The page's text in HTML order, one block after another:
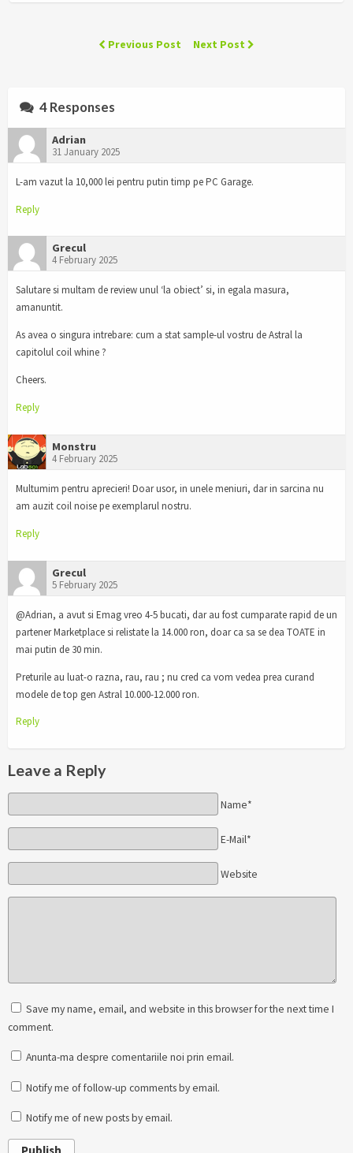
Previous Post Next Post
4 Responses
Adrian
31 January 2025
L-am vazut la 10,000 lei pentru putin timp pe PC Garage.
Reply
Grecul
4 February 2025
Salutare si multam de review unul ‘la obiect’ si, in egala masura,
amanuntit.
As avea o singura intrebare: cum a stat sample-ul vostru de Astral la
capitolul coil whine ?
Cheers.
Reply
Monstru
4 February 2025
Multumim pentru aprecieri! Doar usor, in unele meniuri, dar in sarcina nu
am auzit coil noise pe exemplarul nostru.
Reply
Grecul
5 February 2025
@Adrian, a avut si Emag vreo 4-5 bucati, dar au fost cumparate rapid de un
partener Marketplace si relistate la 14.000 ron, doar ca sa se dea TOATE in
mai putin de 30 min.
Preturile au luat-o razna, rau, rau ; nu cred ca vom vedea prea curand
modele de top gen Astral 10.000-12.000 ron.
Reply
Leave a Reply
Name*
E-Mail*
Website
Save my name, email, and website in this browser for the next time I
comment.
Anunta-ma despre comentariile noi prin email.
Notify me of follow-up comments by email.
Notify me of new posts by email.